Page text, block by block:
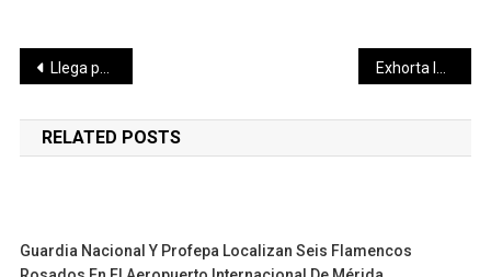
Navegación
de
entradas
Llega por primera ocasión a tierras yucatecas el crucero Islander de la naviera Margaritaville at Sea
RELATED POSTS
Guardia Nacional Y Profepa Localizan Seis Flamencos